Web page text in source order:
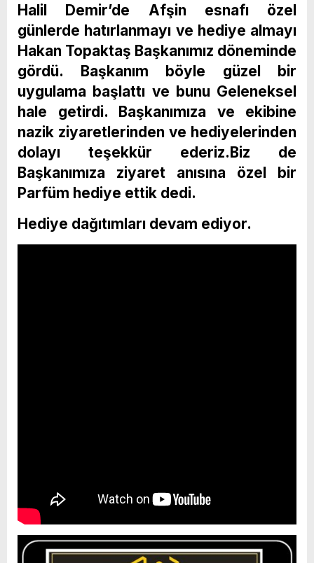
Halil Demir’de Afşin esnafı özel
günlerde hatırlanmayı ve hediye almayı
Hakan Topaktaş Başkanımız döneminde
gördü. Başkanım böyle güzel bir
uygulama başlattı ve bunu Geleneksel
hale getirdi. Başkanımıza ve ekibine
nazik ziyaretlerinden ve hediyelerinden
dolayı teşekkür ederiz.Biz de
Başkanımıza ziyaret anısına özel bir
Parfüm hediye ettik dedi.
Hediye dağıtımları devam ediyor.